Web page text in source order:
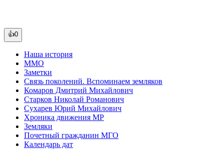
👍0
Наша история
ММО
Заметки
Связь поколений. Вспоминаем земляков
Комаров Дмитрий Михайлович
Старков Николай Романович
Сухарев Юрий Михайлович
Хроника движения МР
Земляки
Почетный гражданин МГО
Календарь дат